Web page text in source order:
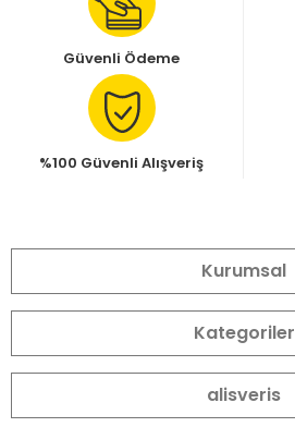
Güvenli Ödeme
%100 Güvenli Alışveriş
Kurumsal
Kategoriler
alisveris